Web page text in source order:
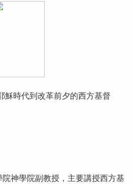
穌時代到改革前夕的西方基督
神學院副教授，主要講授西方基